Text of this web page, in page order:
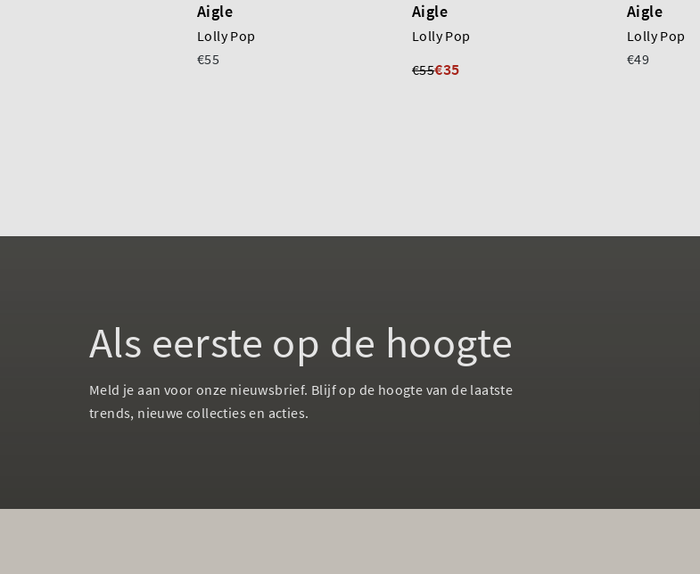
Aigle
Lolly Pop
€55
Aigle
Lolly Pop
€55€35
Aigle
Lolly Pop
€49
Als eerste op de hoogte
Meld je aan voor onze nieuwsbrief. Blijf op de hoogte van de laatste
trends, nieuwe collecties en acties.